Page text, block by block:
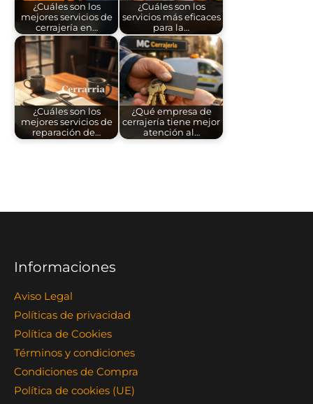
¿Cuáles son los
mejores servicios de
cerrajería en…
¿Cuáles son los
servicios más eficaces
para la…
¿Cuáles son los
mejores servicios de
reparación de…
¿Qué empresa de
cerrajería tiene mejor
atención al…
Informaciones
Aviso Legal
Políticas de privacidad
Política de Cookies
Términos y condiciones
Condiciones de Compra
Política de cookies (UE)